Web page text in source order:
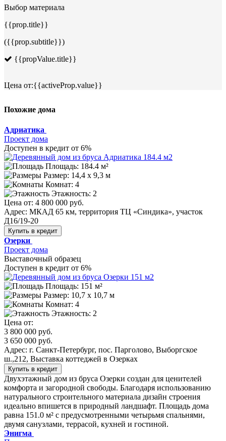
Выбор материала
{{prop.title}}
({{prop.subtitle}})
{{propValue.title}}
Цена от:{{activeProp.value}}
Похожие дома
Адриатика
Проект дома
Доступен в кредит от 6%
Площадь: 184.4 м²
Размер: 14,4 х 9,3 м
Комнат: 4
Этажность: 2
Цена от: 4 800 000 руб.
Адрес: МКАД 65 км, территория ТЦ «Синдика», участок
Д16/19-20
Купить в кредит
Озерки
Проект дома
Выставочный образец
Доступен в кредит от 6%
Площадь: 151 м²
Размер: 10,7 х 10,7 м
Комнат: 4
Этажность: 2
Цена от:
3 800 000 руб.
3 650 000 руб.
Адрес: г. Санкт-Петербург, пос. Парголово, Выборгское
ш.,212, Выставка коттеджей в Озерках
Купить в кредит
Двухэтажный дом из бруса Озерки создан для ценителей
комфорта и загородной свободы. Благодаря использованию
натурального строительного материала дизайн строения
идеально впишется в природный ландшафт. Площадь дома
равна 151.0 м² с предусмотренными четырьмя спальнями,
двумя санузлами, террасой, кухней и гостиной.
Энигма